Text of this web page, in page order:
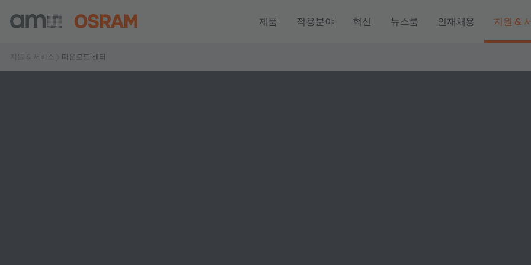
제품 적용분야 혁신 뉴스룸 인재채용 지원 &
지원 & 서비스 다운로드 센터